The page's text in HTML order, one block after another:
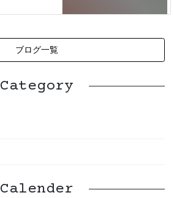
ブログ一覧
Category
Calender